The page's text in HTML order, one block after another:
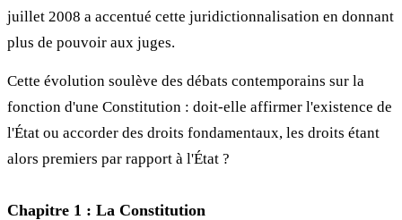
juillet 2008 a accentué cette juridictionnalisation en donnant
plus de pouvoir aux juges.
Cette évolution soulève des débats contemporains sur la
fonction d'une Constitution : doit-elle affirmer l'existence de
l'État ou accorder des droits fondamentaux, les droits étant
alors premiers par rapport à l'État ?
Chapitre 1 : La Constitution